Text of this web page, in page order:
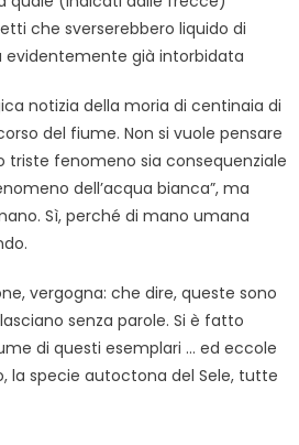
che sverserebbero liquido di
evidentemente già intorbidata
notizia della moria di centinaia di
del fiume. Non si vuole pensare
fenomeno sia consequenziale
dell’acqua bianca”, ma
Sì, perché di mano umana
vergogna: che dire, queste sono
senza parole. Si è fatto
di questi esemplari … ed eccole
la specie autoctona del Sele, tutte